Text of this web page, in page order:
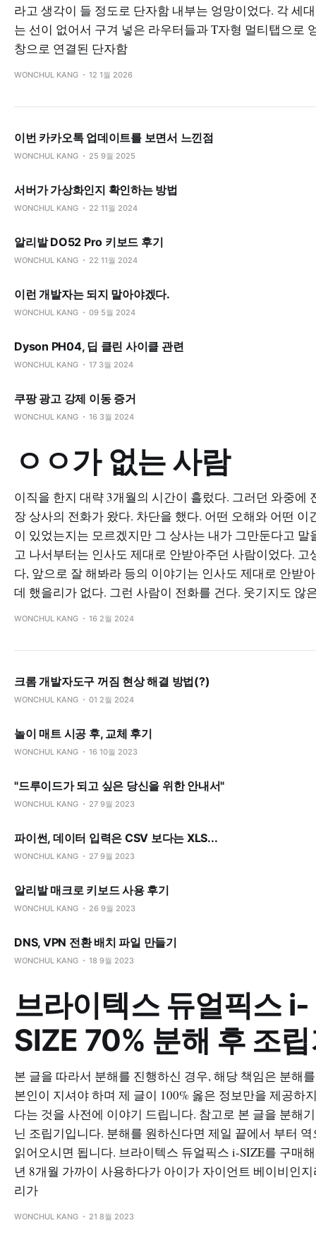
라고 생각이 들 정도로 단자함 내부는 엉망이었다. 각 세
는 선이 없어서 구겨 넣은 라우터들과 T자형 멀티탭으로
창으로 연결된 단자함
WONCHUL KANG 12 1월 2026
이번 카카오톡 업데이트를 보면서 느낀점
WONCHUL KANG 25 9월 2025
서버가 가상화인지 확인하는 방법
WONCHUL KANG 22 11월 2024
알리발 DO52 Pro 키보드 후기
WONCHUL KANG 22 11월 2024
이런 개발자는 되지 말아야겠다.
WONCHUL KANG 09 5월 2024
Dyson PH04, 딥 클린 사이클 관련
WONCHUL KANG 17 3월 2024
쿠팡 광고 강제 이동 증거
WONCHUL KANG 16 3월 2024
ㅇㅇ가 없는 사람
이직을 한지 대략 3개월의 시간이 흘렀다. 그러던 와중에
장 상사의 전화가 왔다. 차단을 했다. 어떤 오해와 어떤 이
이 있었는지는 모르겠지만 그 상사는 내가 그만둔다고 말
고 나서부터는 인사도 제대로 안받아주던 사람이었다. 고
다, 앞으로 잘 해봐라 등의 이야기는 인사도 제대로 안받
데 했을리가 없다. 그런 사람이 전화를 건다. 웃기지도 않
WONCHUL KANG 16 2월 2024
크롬 개발자도구 꺼짐 현상 해결 방법(?)
WONCHUL KANG 01 2월 2024
놀이 매트 시공 후, 교체 후기
WONCHUL KANG 16 10월 2023
"드루이드가 되고 싶은 당신을 위한 안내서"
WONCHUL KANG 27 9월 2023
파이썬, 데이터 입력은 CSV 보다는 XLS...
WONCHUL KANG 27 9월 2023
알리발 매크로 키보드 사용 후기
WONCHUL KANG 26 9월 2023
DNS, VPN 전환 배치 파일 만들기
WONCHUL KANG 18 9월 2023
브라이텍스 듀얼픽스 i-
SIZE 70% 분해 후 조
본 글을 따라서 분해를 진행하신 경우, 해당 책임은 분해
본인이 지셔야 하며 제 글이 100% 옳은 정보만을 제공하
다는 것을 사전에 이야기 드립니다. 참고로 본 글을 분해
닌 조립기입니다. 분해를 원하신다면 제일 끝에서 부터
읽어오시면 됩니다. 브라이텍스 듀얼픽스 i-SIZE를 구매
년 8개월 가까이 사용하다가 아이가 자이언트 베이비인
리가
WONCHUL KANG 21 8월 2023